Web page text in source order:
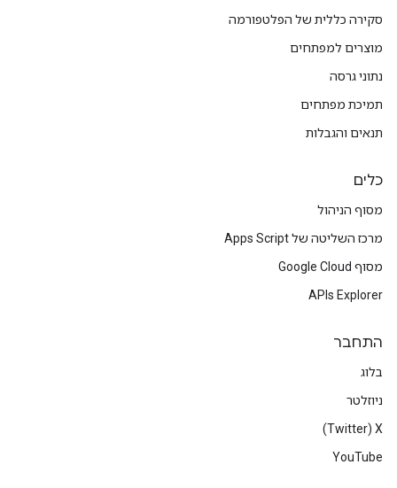
סקירה כללית של הפלטפורמה
מוצרים למפתחים
נתוני גרסה
תמיכת מפתחים
תנאים והגבלות
כלים
מסוף הניהול
מרכז השליטה של Apps Script
מסוף Google Cloud
APIs Explorer
התחבר
בלוג
ניוזלטר
X‏ (Twitter)
YouTube